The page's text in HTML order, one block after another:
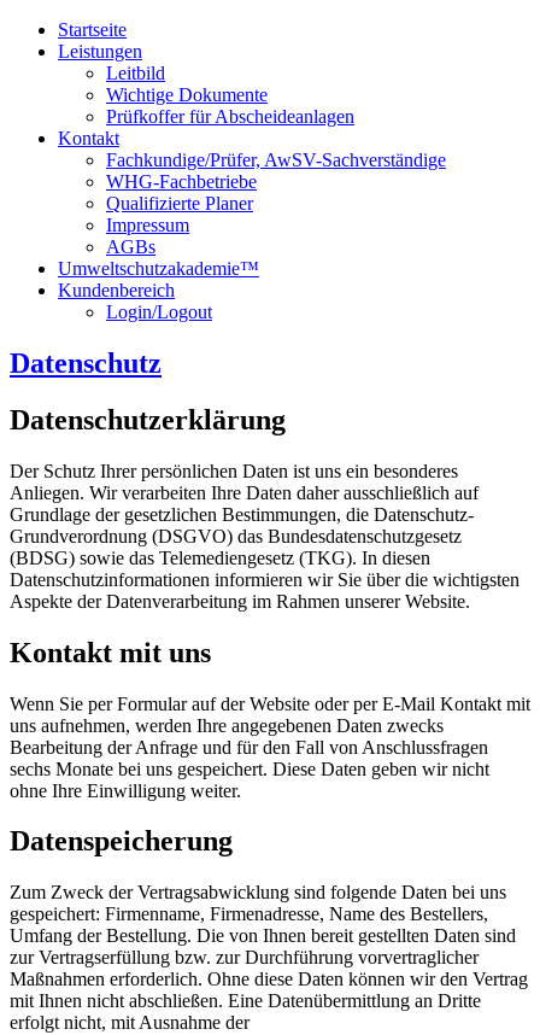
Startseite
Leistungen
Leitbild
Wichtige Dokumente
Prüfkoffer für Abscheideanlagen
Kontakt
Fachkundige/Prüfer, AwSV-Sachverständige
WHG-Fachbetriebe
Qualifizierte Planer
Impressum
AGBs
Umweltschutzakademie™
Kundenbereich
Login/Logout
Datenschutz
Datenschutzerklärung
Der Schutz Ihrer persönlichen Daten ist uns ein besonderes
Anliegen. Wir verarbeiten Ihre Daten daher ausschließlich auf
Grundlage der gesetzlichen Bestimmungen, die Datenschutz‐
Grundverordnung (DSGVO) das Bundesdatenschutzgesetz
(BDSG) sowie das Telemediengesetz (TKG). In diesen
Datenschutzinformationen informieren wir Sie über die wichtigsten
Aspekte der Datenverarbeitung im Rahmen unserer Website.
Kontakt mit uns
Wenn Sie per Formular auf der Website oder per E‐Mail Kontakt mit
uns aufnehmen, werden Ihre angegebenen Daten zwecks
Bearbeitung der Anfrage und für den Fall von Anschlussfragen
sechs Monate bei uns gespeichert. Diese Daten geben wir nicht
ohne Ihre Einwilligung weiter.
Datenspeicherung
Zum Zweck der Vertragsabwicklung sind folgende Daten bei uns
gespeichert: Firmenname, Firmenadresse, Name des Bestellers,
Umfang der Bestellung. Die von Ihnen bereit gestellten Daten sind
zur Vertragserfüllung bzw. zur Durchführung vorvertraglicher
Maßnahmen erforderlich. Ohne diese Daten können wir den Vertrag
mit Ihnen nicht abschließen. Eine Datenübermittlung an Dritte
erfolgt nicht, mit Ausnahme der